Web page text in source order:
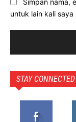
Simpan nama,
untuk lain kali saya
STAY CONNECTED